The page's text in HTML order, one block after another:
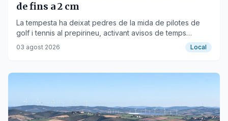
de fins a 2 cm
La tempesta ha deixat pedres de la mida de pilotes de
golf i tennis al prepirineu, activant avisos de temps
violent.
03 agost 2026 Local